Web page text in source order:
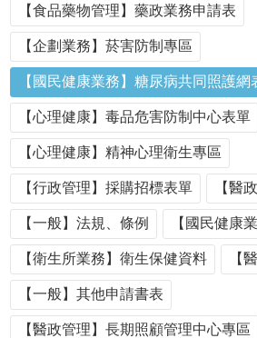
屬
單
位
公
開
資
訊
公
告
訊
息
服
務
專
區
【食品藥物管理】藥政業務申請表
【企劃業務】菸害防制專區
【國民健康業務】糖尿病共同照護網
【心理健康】毒品危害防制中心表單
【心理健康】精神心理衛生專區
【行政管理】採購招標表單 【醫
【一般】法規、條例 【國民健康
【衛生所業務】衛生保健資料 【
【一般】其他申請書表
【醫政管理】長期照顧管理中心專區